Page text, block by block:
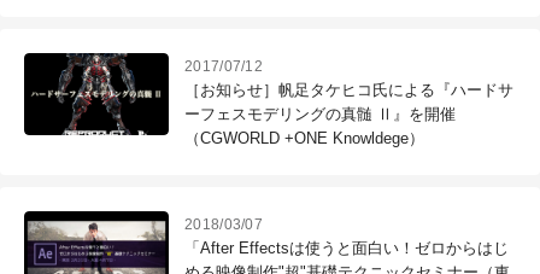
2017/07/12
［お知らせ］帆足タケヒコ氏による『ハードサ
ーフェスモデリングの真髄 Ⅱ』を開催
（CGWORLD +ONE Knowldege）
2018/03/07
「After Effectsは使うと面白い！ゼロからはじ